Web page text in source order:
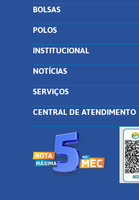
BOLSAS
POLOS
INSTITUCIONAL
NOTÍCIAS
SERVIÇOS
CENTRAL DE ATENDIMENTO